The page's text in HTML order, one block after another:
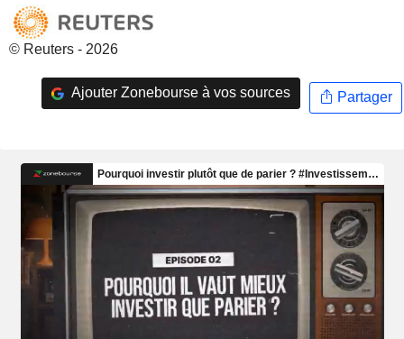
© Reuters - 2026
Ajouter Zonebourse à vos sources Partager